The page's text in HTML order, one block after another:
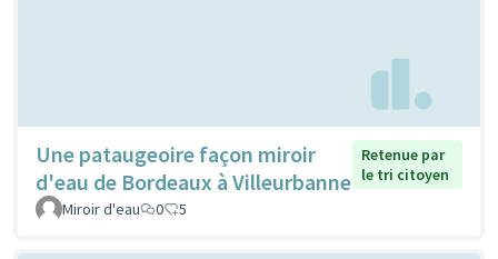
Une pataugeoire façon miroir
d'eau de Bordeaux à Villeurbanne
Retenue par
le tri citoyen
Miroir d'eau
0 5